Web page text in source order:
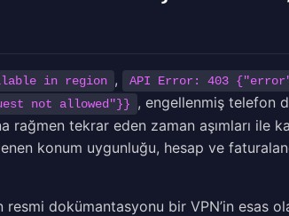
in region ,
API Error: 403
not allowed"}}
, engellenmiş telefon
rağmen tekrar eden zaman aşımları ile
konum uygunluğu, hesap ve
dokümantasyonu bir VPN’in esas